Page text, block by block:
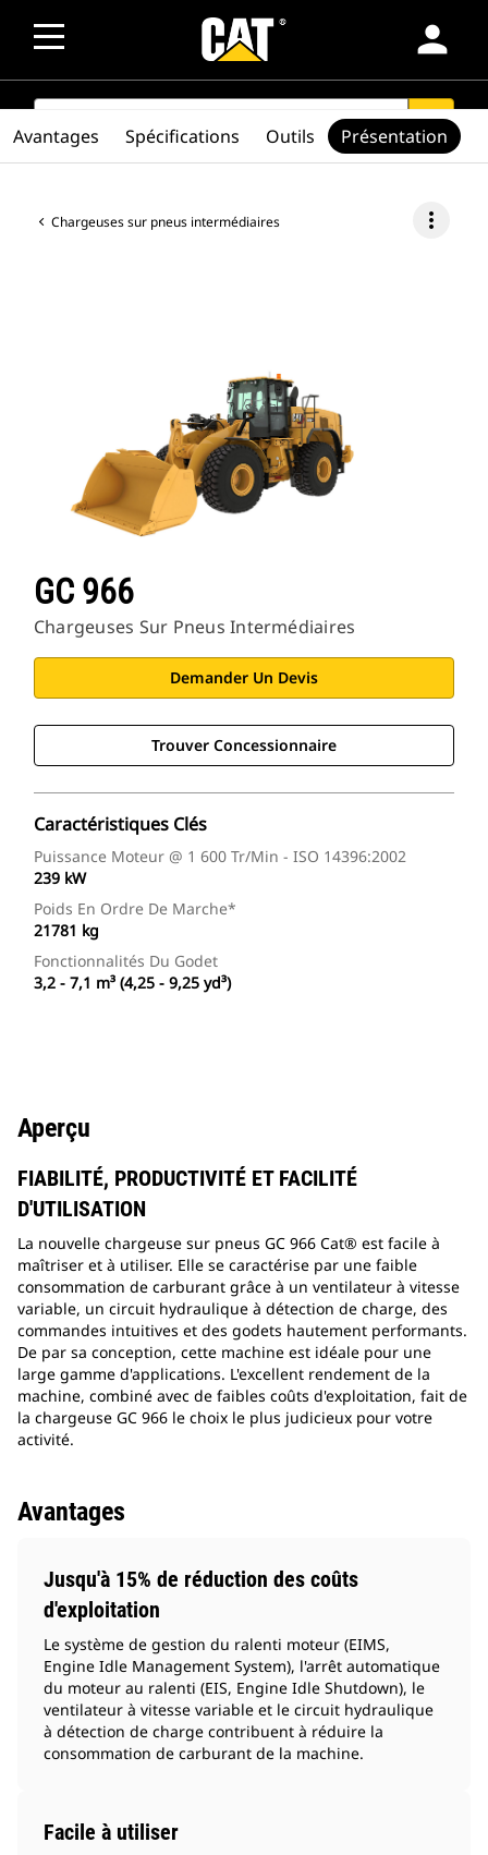
person
SEARCH search
Chargeuses sur pneus intermédiaires more_vert
GC 966
Chargeuses Sur Pneus Intermédiaires
Demander Un Devis
Trouver Concessionnaire
Caractéristiques Clés
Puissance Moteur @ 1 600 Tr/min - ISO 14396:2002
239 kW
Poids En Ordre De Marche*
21781 kg
Fonctionnalités Du Godet
3,2 - 7,1 m³ (4,25 - 9,25 yd³)
Avantages Spécifications Outils Présentation
Aperçu
FIABILITÉ, PRODUCTIVITÉ ET FACILITÉ
D'UTILISATION
La nouvelle chargeuse sur pneus GC 966 Cat® est facile à
maîtriser et à utiliser. Elle se caractérise par une faible
consommation de carburant grâce à un ventilateur à vitesse
variable, un circuit hydraulique à détection de charge, des
commandes intuitives et des godets hautement performants.
De par sa conception, cette machine est idéale pour une
large gamme d'applications. L'excellent rendement de la
machine, combiné avec de faibles coûts d'exploitation, fait de
la chargeuse GC 966 le choix le plus judicieux pour votre
activité.
Avantages
Jusqu'à 15% de réduction des coûts
d'exploitation
Le système de gestion du ralenti moteur (EIMS,
Engine Idle Management System), l'arrêt automatique
du moteur au ralenti (EIS, Engine Idle Shutdown), le
ventilateur à vitesse variable et le circuit hydraulique
à détection de charge contribuent à réduire la
consommation de carburant de la machine.
Facile à utiliser